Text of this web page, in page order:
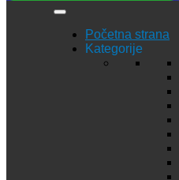
Početna strana
Kategorije